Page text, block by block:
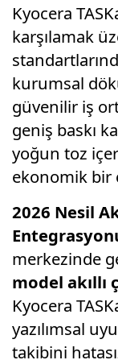
Kyocera
karşılamak
kurumsal
güvenilir iş
geniş baskı
yoğun toz
ekonomik bir
2026 Nesil
merkezinde
model akıllı
Kyocera
yazılımsal
takibini